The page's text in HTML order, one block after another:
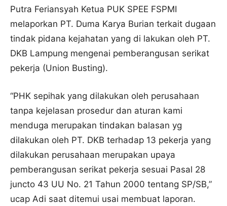
Putra Feriansyah Ketua PUK SPEE FSPMI
melaporkan PT. Duma Karya Burian terkait dugaan
tindak pidana kejahatan yang di lakukan oleh PT.
DKB Lampung mengenai pemberangusan serikat
pekerja (Union Busting).
“PHK sepihak yang dilakukan oleh perusahaan
tanpa kejelasan prosedur dan aturan kami
menduga merupakan tindakan balasan yg
dilakukan oleh PT. DKB terhadap 13 pekerja yang
dilakukan perusahaan merupakan upaya
pemberangusan serikat pekerja sesuai Pasal 28
juncto 43 UU No. 21 Tahun 2000 tentang SP/SB,”
ucap Adi saat ditemui usai membuat laporan.